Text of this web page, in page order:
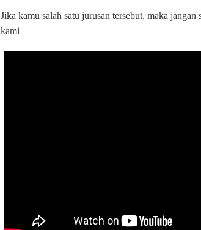
Jika kamu salah satu jurusan tersebut, maka
kami